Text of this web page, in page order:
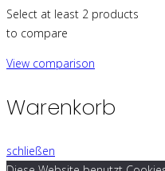
Select at least 2 products
to compare
View comparison
Warenkorb
schließen